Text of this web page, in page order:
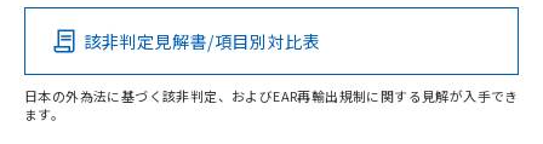
O
該非判定見解書/項目別対比表
日本の外為法に基づく該非判定、およびEAR再輸出規制に関する見解が入手でき
ます。